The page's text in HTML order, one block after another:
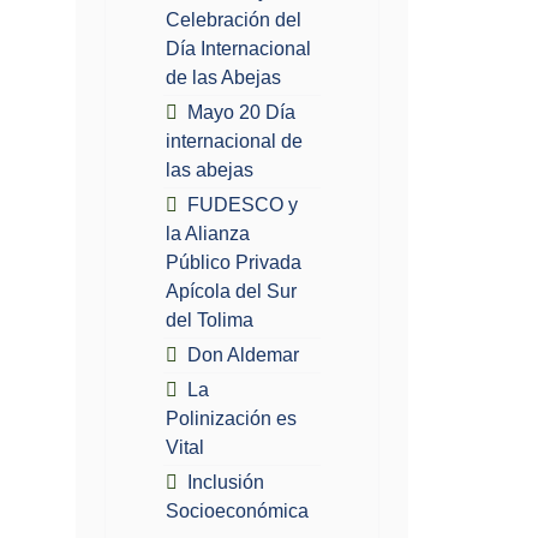
Celebración del
Día Internacional
de las Abejas
Mayo 20 Día
internacional de
las abejas
FUDESCO y
la Alianza
Público Privada
Apícola del Sur
del Tolima
Don Aldemar
La
Polinización es
Vital
Inclusión
Socioeconómica